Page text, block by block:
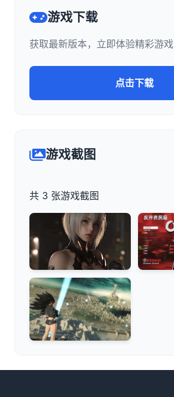
游戏下载
获取最新版本，立即体验精彩游戏
点击下载
游戏截图
共 3 张游戏截图